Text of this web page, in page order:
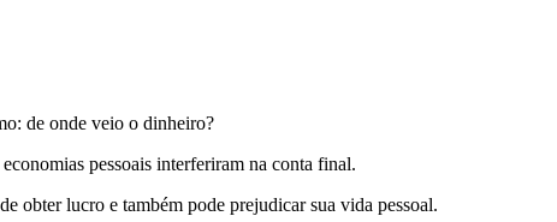
de onde veio o dinheiro?
pessoais interferiram na conta final.
obter lucro e também pode prejudicar sua vida pessoal.